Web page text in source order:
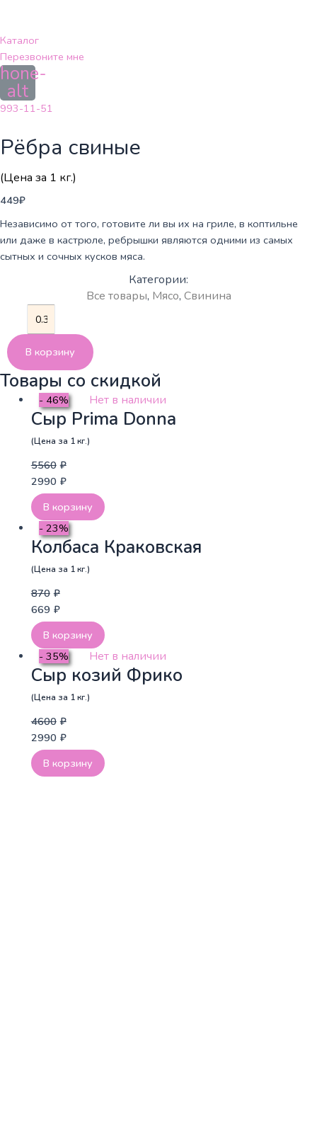
содержимому
Каталог
Перезвоните мне
alt
993-11-51
Рёбра свиные
(Цена за 1 кг.)
449₽
Независимо от того, готовите ли вы их на гриле, в коптильне
или даже в кастрюле, ребрышки являются одними из самых
сытных и сочных кусков мяса.
Категории:
Все товары, Мясо, Свинина
Рёбра
свиные
(Цена
В корзину
Товары со скидкой
- 46% Нет в наличии
Сыр Prima Donna
(Цена за 1 кг.)
5560 ₽
2990 ₽
В корзину
- 23%
Колбаса Краковская
(Цена за 1 кг.)
870 ₽
669 ₽
В корзину
- 35%
Нет в наличии
Сыр козий Фрико
(Цена за 1 кг.)
4600 ₽
2990 ₽
В корзину